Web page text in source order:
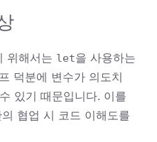
위해서는 let을 사용하는
덕분에 변수가 의도치
있기 때문입니다. 이를
협업 시 코드 이해도를